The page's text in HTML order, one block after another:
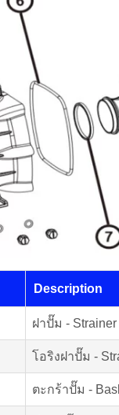
Description
ฝาปั๊ม -
โอริงฝาปั๊ม -
ตะกร้าปั๊ม -